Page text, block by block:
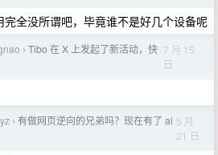
全没所谓吧，毕竟谁不是好几个设备呢
› Tibo 在 X 上发起了新活动，快 7 月 15
日
› 有做网页逆向的兄弟吗？现在有了 ai 5 月
21 日